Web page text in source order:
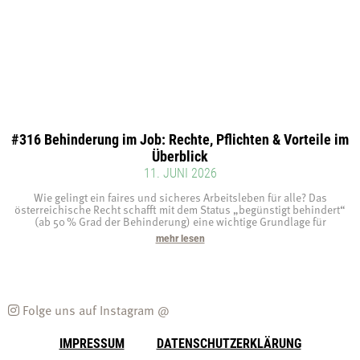
#316 Behinderung im Job: Rechte, Pflichten & Vorteile im
Überblick
11. JUNI 2026
Wie gelingt ein faires und sicheres Arbeitsleben für alle? Das
österreichische Recht schafft mit dem Status „begünstigt behindert“
(ab 50 % Grad der Behinderung) eine wichtige Grundlage für
mehr lesen
Folge uns auf Instagram @
IMPRESSUM DATENSCHUTZERKLÄRUNG